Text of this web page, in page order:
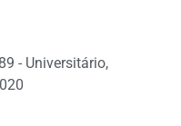
adipiscing elit
- Universitário,